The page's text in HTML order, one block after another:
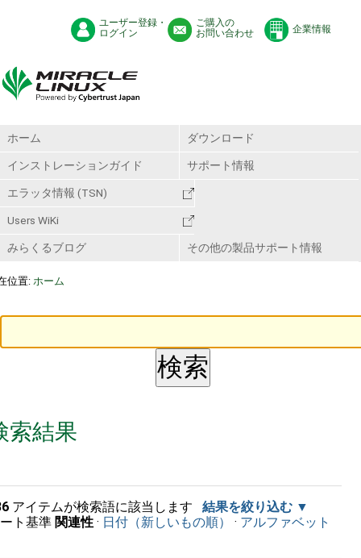
ユーザー登録・
ログイン
ご購入の
お問い合わせ
企業情報
ホーム ダウンロード
インストレーションガイド サポート情報
エラッタ情報 (TSN)
Users WiKi
みらくるブログ その他の製品サポート情報
位置: ホーム
索結果
アイテムが検索語に該当します
結果を絞り込む
ト基準 関連性 · 日付（新しいもの順） · アルファベット